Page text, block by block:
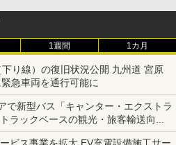
1週間 1カ月
り線）の復旧状況公開 九州道 宮原
急車両を通行可能に
で新型バス「キャンター・エクストラ
ラックベースの観光・旅客輸送向け